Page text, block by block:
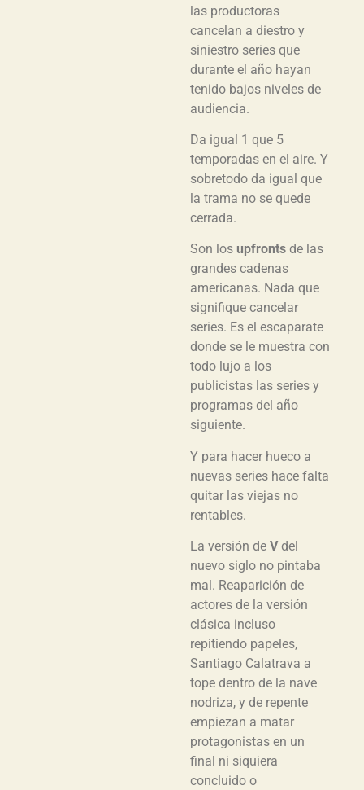
las productoras
cancelan a diestro y
siniestro series que
durante el año hayan
tenido bajos niveles de
audiencia.
Da igual 1 que 5
temporadas en el aire. Y
sobretodo da igual que
la trama no se quede
cerrada.
Son los upfronts de las
grandes cadenas
americanas. Nada que
signifique cancelar
series. Es el escaparate
donde se le muestra con
todo lujo a los
publicistas las series y
programas del año
siguiente.
Y para hacer hueco a
nuevas series hace falta
quitar las viejas no
rentables.
La versión de Vdel
nuevo siglo no pintaba
mal. Reaparición de
actores de la versión
clásica incluso
repitiendo papeles,
Santiago Calatrava a
tope dentro de la nave
nodriza, y de repente
empiezan a matar
protagonistas en un
final ni siquiera
concluido o